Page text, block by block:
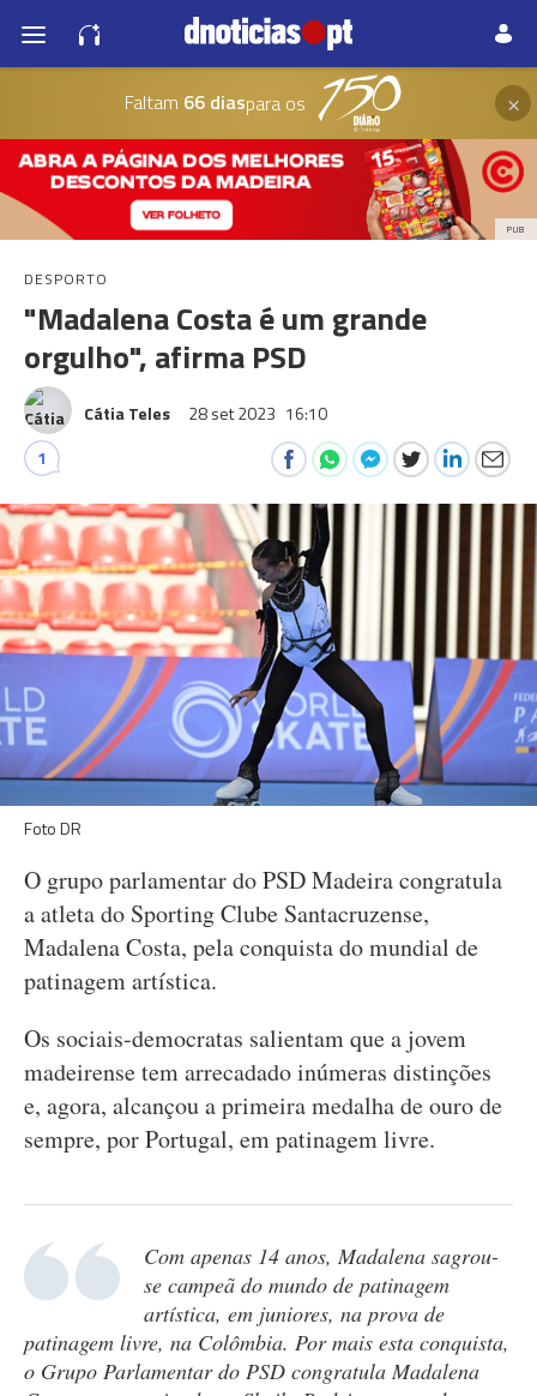
Faltam 66 diaspara os ×
PUB
DESPORTO
"Madalena Costa é um grande
orgulho", afirma PSD
Cátia Teles 28 set 2023 16:10
1
Foto DR
O grupo parlamentar do PSD Madeira congratula
a atleta do Sporting Clube Santacruzense,
Madalena Costa, pela conquista do mundial de
patinagem artística.
Os sociais-democratas salientam que a jovem
madeirense tem arrecadado inúmeras distinções
e, agora, alcançou a primeira medalha de ouro de
sempre, por Portugal, em patinagem livre.
Com apenas 14 anos, Madalena sagrou-
se campeã do mundo de patinagem
artística, em juniores, na prova de
patinagem livre, na Colômbia. Por mais esta conquista,
o Grupo Parlamentar do PSD congratula Madalena